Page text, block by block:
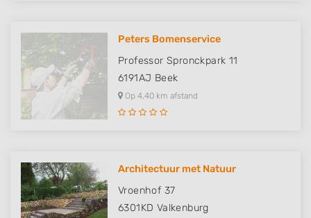
Peters Bomenservice
Professor Spronckpark 11
6191AJ Beek
Op 4,40 km afstand
Architectuur met Natuur
Vroenhof 37
6301KD Valkenburg